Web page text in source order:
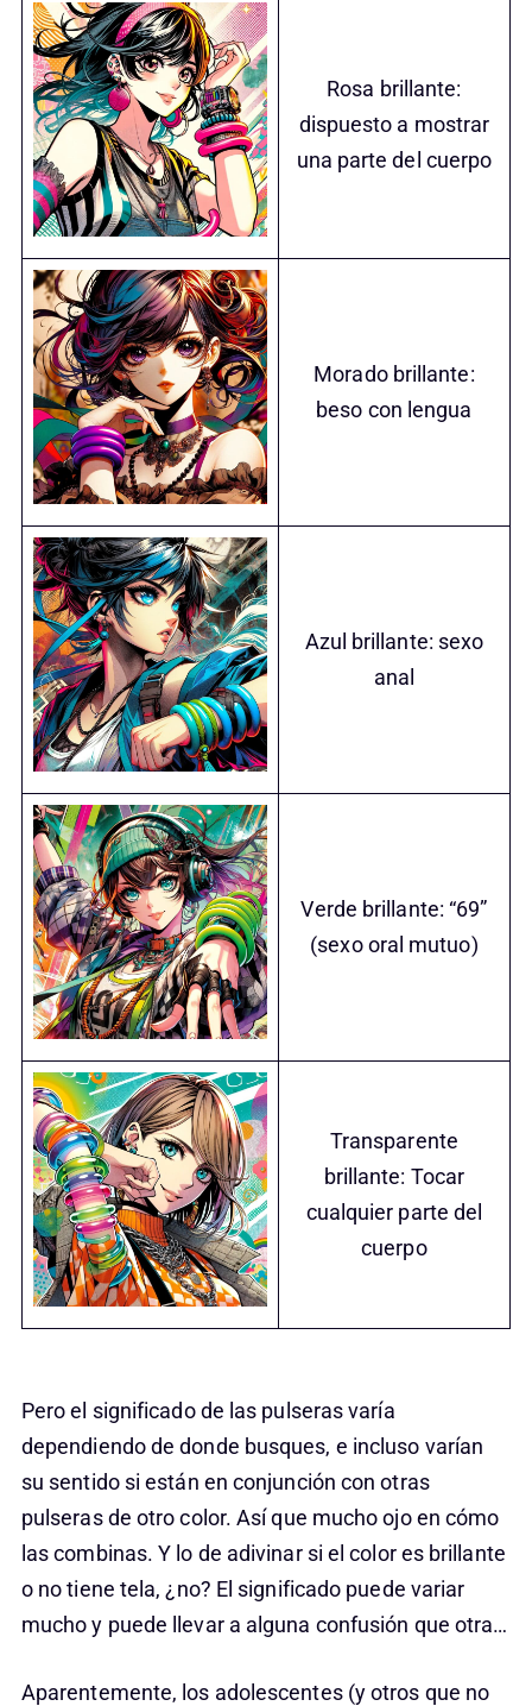
Rosa brillante:
dispuesto a mostrar
una parte del cuerpo
Morado brillante:
beso con lengua
Azul brillante: sexo
anal
Verde brillante: “69”
(sexo oral mutuo)
Transparente
brillante: Tocar
cualquier parte del
cuerpo
Pero el significado de las pulseras varía
dependiendo de donde busques, e incluso varían
su sentido si están en conjunción con otras
pulseras de otro color. Así que mucho ojo en cómo
las combinas. Y lo de adivinar si el color es brillante
o no tiene tela, ¿no? El significado puede variar
mucho y puede llevar a alguna confusión que otra…
Aparentemente, los adolescentes (y otros que no